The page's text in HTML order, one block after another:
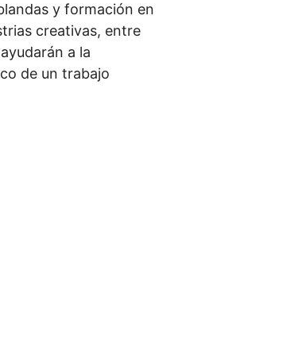
y formación en
creativas, entre
a la
de un trabajo